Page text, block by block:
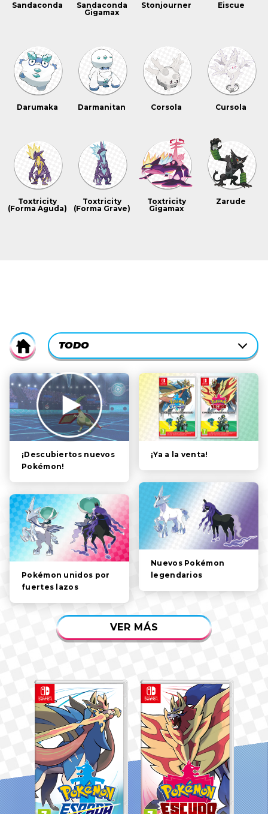
Sandaconda
Sandaconda
Gigamax
Stonjourner Eiscue
Darumaka Darmanitan Corsola Cursola
Toxtricity
(Forma Aguda)
Toxtricity
(Forma Grave)
Toxtricity
Gigamax
Zarude
Home
CURRENTLY-
ACTIVE
CATEGORY
FILTER:
TODO
TODO
HISTORIA
POKÉMON
PERSONAJES
SISTEMA DE JUEGO
VÍDEOS
¡Descubiertos nuevos
Pokémon!
¡Ya a la venta!
Nuevos Pokémon
legendarios
Pokémon unidos por
fuertes lazos
VER MÁS